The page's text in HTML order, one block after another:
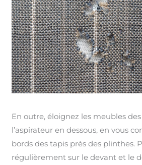
En outre, éloignez les meubles
l’aspirateur en dessous, en vous
bords des tapis près des plinthes.
régulièrement sur le devant et le